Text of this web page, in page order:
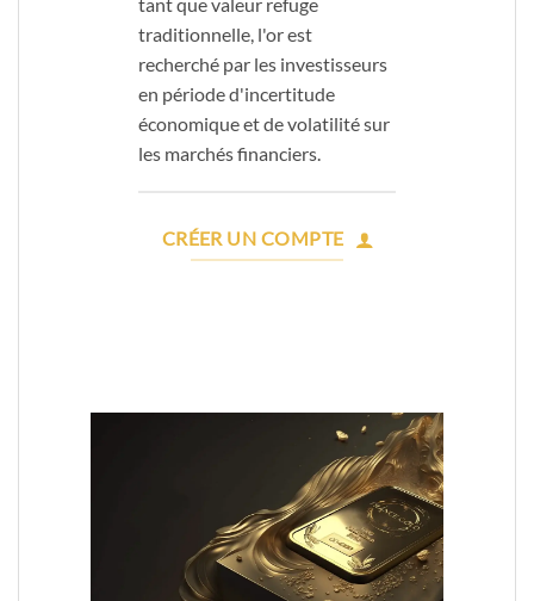
traditionnelle, l'or est
recherché par les investisseurs
en période d'incertitude
économique et de volatilité sur
les marchés financiers.
CRÉER UN COMPTE